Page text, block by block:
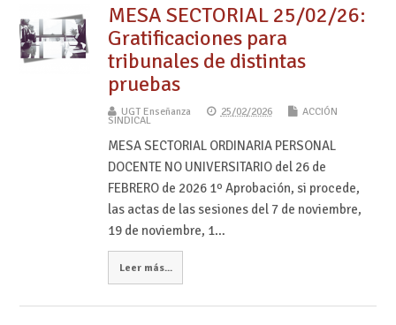
MESA SECTORIAL 25/02/26:
Gratificaciones para
tribunales de distintas
pruebas
UGT Enseñanza 25/02/2026 ACCIÓN
SINDICAL
MESA SECTORIAL ORDINARIA PERSONAL
DOCENTE NO UNIVERSITARIO del 26 de
FEBRERO de 2026 1º Aprobación, si procede,
las actas de las sesiones del 7 de noviembre,
19 de noviembre, 1…
Leer más...